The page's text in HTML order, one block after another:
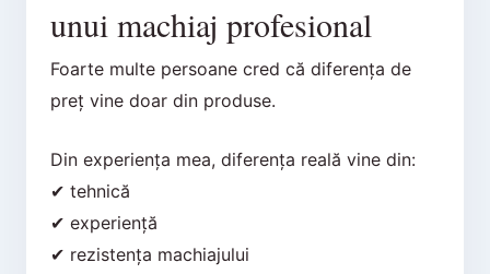
unui machiaj profesional
Foarte multe persoane cred că diferența de
preț vine doar din produse.
Din experiența mea, diferența reală vine din:
✔ tehnică
✔ experiență
✔ rezistența machiajului